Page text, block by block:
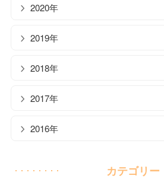
2020年
2019年
2018年
2017年
2016年
カテゴリー